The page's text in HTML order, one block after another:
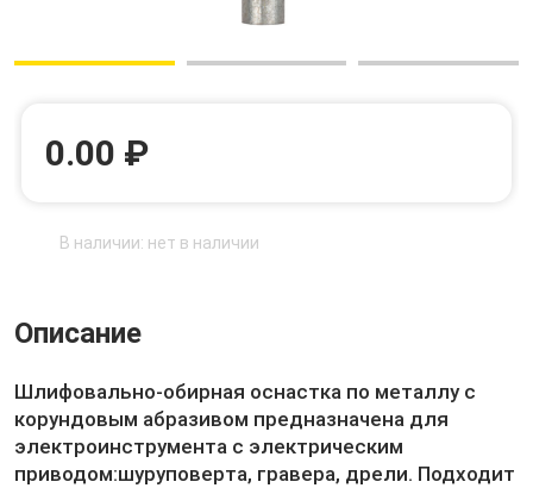
0.00 ₽
В наличии: нет в наличии
Описание
Шлифовально-обирная оснастка по металлу с
корундовым абразивом предназначена для
электроинструмента с электрическим
приводом:шуруповерта, гравера, дрели. Подходит